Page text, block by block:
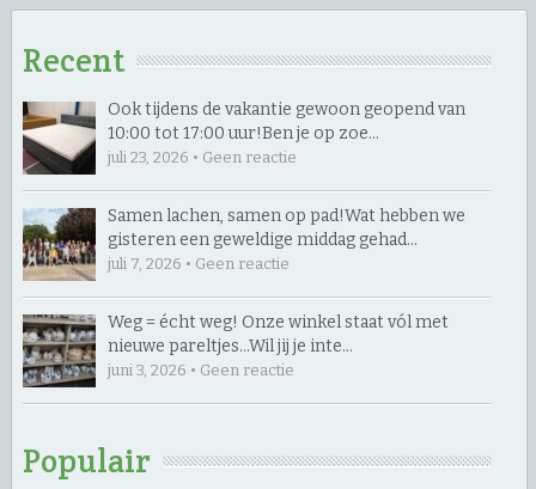
Recent
Ook tijdens de vakantie gewoon geopend van
10:00 tot 17:00 uur! ​Ben je op zoe…
juli 23, 2026 • Geen reactie
Samen lachen, samen op pad! ​Wat hebben we
gisteren een geweldige middag gehad…
juli 7, 2026 • Geen reactie
Weg = écht weg! Onze winkel staat vól met
nieuwe pareltjes… ​Wil jij je inte…
juni 3, 2026 • Geen reactie
Populair